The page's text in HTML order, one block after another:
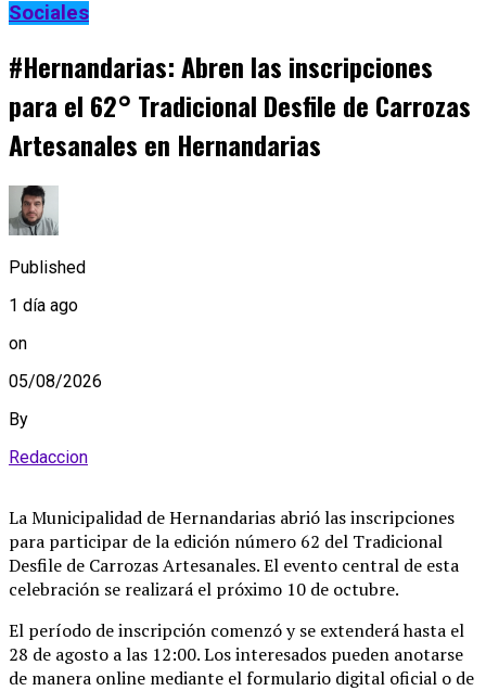
Sociales
#Hernandarias: Abren las inscripciones
para el 62° Tradicional Desfile de Carrozas
Artesanales en Hernandarias
Published
1 día ago
on
05/08/2026
By
Redaccion
La Municipalidad de Hernandarias abrió las inscripciones
para participar de la edición número 62 del Tradicional
Desfile de Carrozas Artesanales. El evento central de esta
celebración se realizará el próximo 10 de octubre.
El período de inscripción comenzó y se extenderá hasta el
28 de agosto a las 12:00. Los interesados pueden anotarse
de manera online mediante el formulario digital oficial o de